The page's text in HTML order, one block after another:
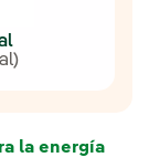
la energía